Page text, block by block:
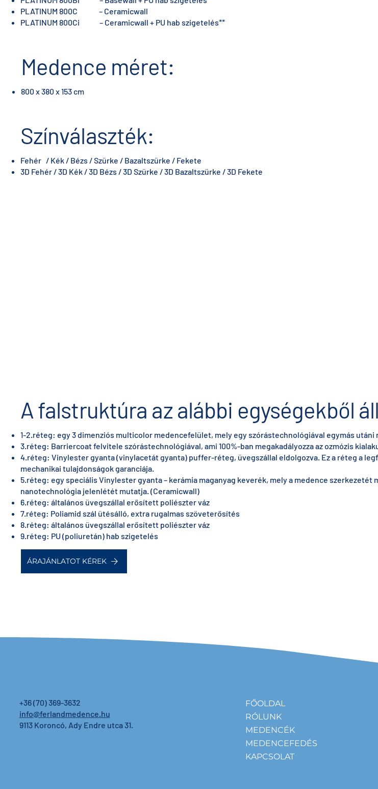
PLATINUM 800C – Ceramicwall
PLATINUM 800Ci – Ceramicwall + PU hab szigetelés**
Medence méret:
800 x 380 x 153 cm
Színválaszték:
Fehér / Kék / Bézs / Szürke / Bazaltszürke / Fekete
3D Fehér / 3D Kék / 3D Bézs / 3D Szürke / 3D Bazaltszürke / 3D Fekete
A falstruktúra az alábbi egységekből
1-2.réteg: egy 3 dimenziós multicolor medencefelület, mely egy szórástechnológiával egymás
3.réteg: Barriercoat felvitele szórástechnológiával, ami 100%-ban megakadályozza az ozmózis
4.réteg: Vinylester gyanta (vinylacetát gyanta) puffer-réteg, üvegszállal eldolgozva. Ez a réteg a
mechanikai tulajdonságok garanciája.
5.réteg: egy speciális Vinylester gyanta – kerámia maganyag keverék, mely a medence
nanotechnológia jelenlétét mutatja. (Ceramicwall)
6.réteg: általános üvegszállal erősített poliészter váz
7.réteg: Poliamid szál ütésálló, extra rugalmas szöveterősítés
8.réteg: általános üvegszállal erősített poliészter váz
9.réteg: PU (poliuretán) hab szigetelés
ÁRAJÁNLATOT KÉREK
+36 (70) 369-3632
info@ferlandmedence.hu
9113 Koroncó, Ady Endre utca 31.
FŐOLDAL
RÓLUNK
MEDENCÉK
MEDENCEFEDÉS
KAPCSOLAT